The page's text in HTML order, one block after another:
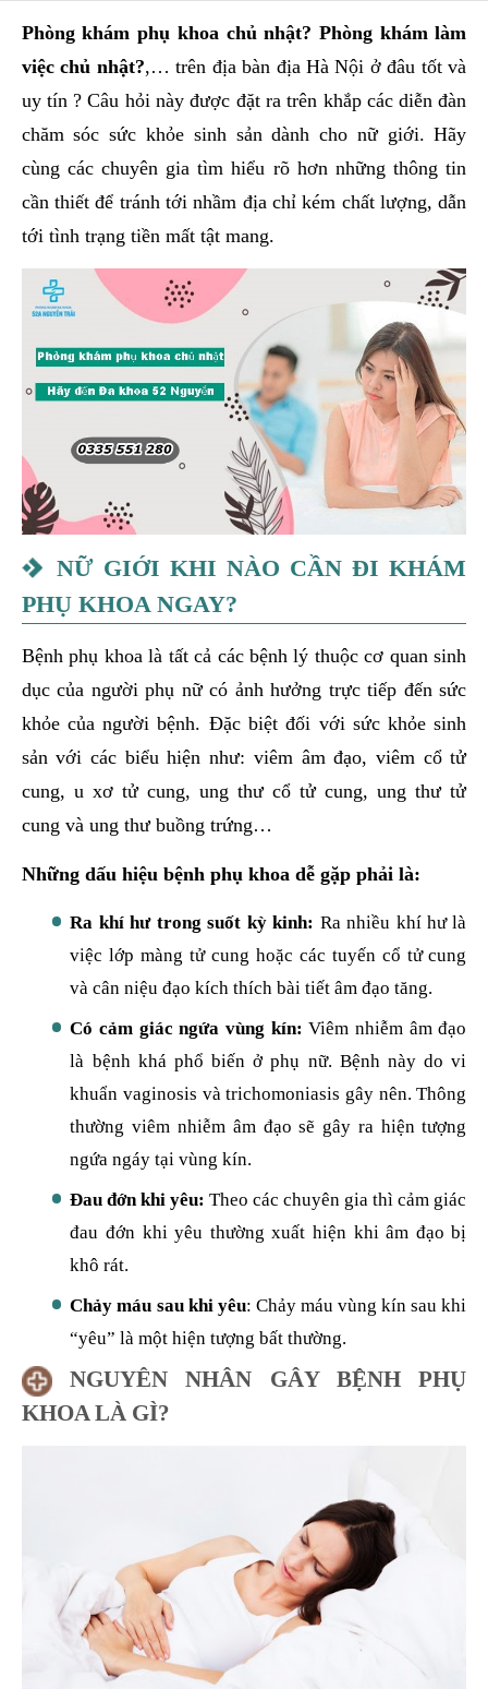
Phòng khám phụ khoa chủ nhật? Phòng khám làm
việc chủ nhật?,… trên địa bàn địa Hà Nội ở đâu tốt và
uy tín ? Câu hỏi này được đặt ra trên khắp các diễn đàn
chăm sóc sức khỏe sinh sản dành cho nữ giới. Hãy
cùng các chuyên gia tìm hiểu rõ hơn những thông tin
cần thiết để tránh tới nhầm địa chỉ kém chất lượng, dẫn
tới tình trạng tiền mất tật mang.
NỮ GIỚI KHI NÀO CẦN ĐI KHÁM
PHỤ KHOA NGAY?
Bệnh phụ khoa là tất cả các bệnh lý thuộc cơ quan sinh
dục của người phụ nữ có ảnh hưởng trực tiếp đến sức
khỏe của người bệnh. Đặc biệt đối với sức khỏe sinh
sản với các biểu hiện như: viêm âm đạo, viêm cổ tử
cung, u xơ tử cung, ung thư cổ tử cung, ung thư tử
cung và ung thư buồng trứng…
Những dấu hiệu bệnh phụ khoa dễ gặp phải là:
Ra khí hư trong suốt kỳ kinh: Ra nhiều khí hư là
việc lớp màng tử cung hoặc các tuyến cổ tử cung
và cân niệu đạo kích thích bài tiết âm đạo tăng.
Có cảm giác ngứa vùng kín: Viêm nhiễm âm đạo
là bệnh khá phổ biến ở phụ nữ. Bệnh này do vi
khuẩn vaginosis và trichomoniasis gây nên. Thông
thường viêm nhiễm âm đạo sẽ gây ra hiện tượng
ngứa ngáy tại vùng kín.
Đau đớn khi yêu:Theo các chuyên gia thì cảm giác
đau đớn khi yêu thường xuất hiện khi âm đạo bị
khô rát.
Chảy máu sau khi yêu: Chảy máu vùng kín sau khi
“yêu” là một hiện tượng bất thường.
NGUYÊN NHÂN GÂY BỆNH PHỤ
KHOA LÀ GÌ?